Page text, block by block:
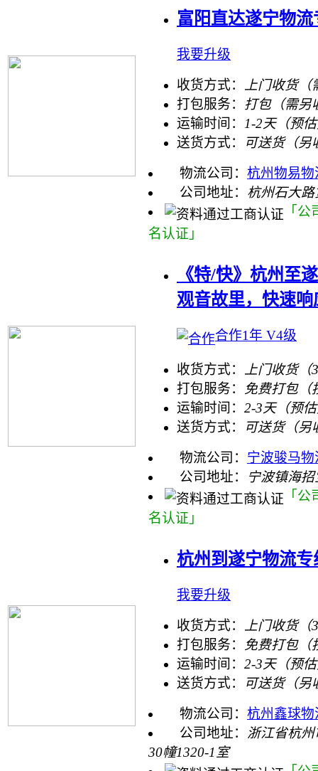
富阳直达遂宁物
我要升级
收货方式： 上门收货（
打包服务： 打包（需另
运输时间： 1-2天（预
送货方式：
可送货（另
物流公司： 杭州物易
公司地址： 杭州石大
「
名认证」
《特/快》杭州至
观音故里，快速响
合作1年 V4级
收货方式：
上门收货
打包服务：
免费打包（
运输时间： 2-3天（预
送货方式：
可送货（另
物流公司： 宁波骏马
公司地址：
宁波镇海
「
名认证」
杭州到遂宁物流
我要升级
收货方式： 上门收货（
打包服务： 免费打包（
运输时间： 2-3天（预
送货方式：
可送货（另
物流公司： 杭州鑫球
公司地址： 浙江省杭
30幢1320-1室